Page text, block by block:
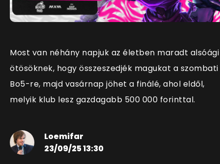
Most van néhány napjuk az életben maradt alsóági
ötösöknek, hogy összeszedjék magukat a szombati
Bo5-re, majd vasárnap jöhet a finálé, ahol eldől,
melyik klub lesz gazdagabb 500 000 forinttal.
Loemifar
23/09/25 13:30